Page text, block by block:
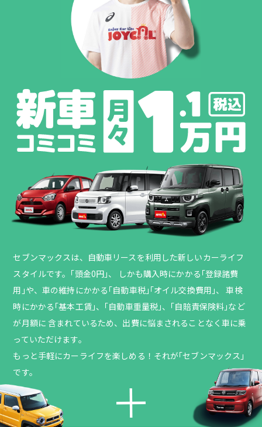
セブンマックスは、自動車リースを利用した新しいカーライフ
スタイルです。｢頭金0円｣、
しかも購入時にかかる｢登録諸費
用｣や、 車の維持にかかる｢自動車税｣｢オイル交換費用｣、 車検
時にかかる｢基本工賃｣、｢自動車重量税｣、 ｢自賠責保険料｣など
が月額に 含まれているため、出費に悩まされることなく車に乗
っていただけます。
もっと手軽にカーライフを楽しめる！ それが｢セブンマックス｣
です。